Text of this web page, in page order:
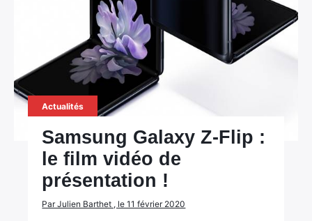
Actualités
Samsung Galaxy Z-Flip :
le film vidéo de
présentation !
Par Julien Barthet , le 11 février 2020